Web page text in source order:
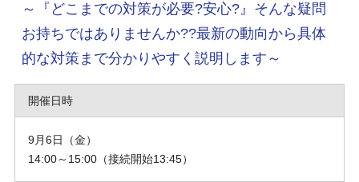
～『どこまでの対策が必要?安心?』そんな疑問
お持ちではありませんか??最新の動向から具体
的な対策まで分かりやすく説明します～
開催日時
9月6日（金）
14:00～15:00（接続開始13:45）